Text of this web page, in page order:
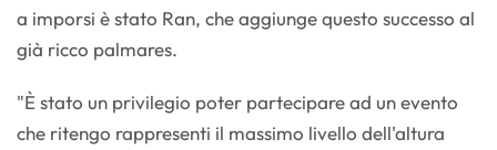
a imporsi è stato Ran, che aggiunge questo successo al
già ricco palmares.
"È stato un privilegio poter partecipare ad un evento
che ritengo rappresenti il massimo livello dell'altura